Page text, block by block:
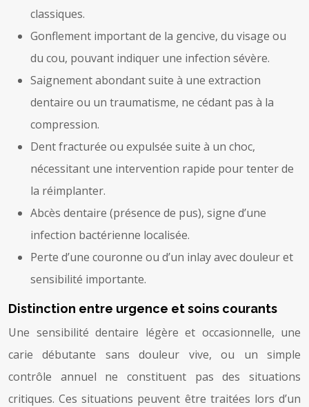
classiques.
Gonflement important de la gencive, du visage ou
du cou, pouvant indiquer une infection sévère.
Saignement abondant suite à une extraction
dentaire ou un traumatisme, ne cédant pas à la
compression.
Dent fracturée ou expulsée suite à un choc,
nécessitant une intervention rapide pour tenter de
la réimplanter.
Abcès dentaire (présence de pus), signe d’une
infection bactérienne localisée.
Perte d’une couronne ou d’un inlay avec douleur et
sensibilité importante.
Distinction entre urgence et soins courants
Une sensibilité dentaire légère et occasionnelle, une
carie débutante sans douleur vive, ou un simple
contrôle annuel ne constituent pas des situations
critiques. Ces situations peuvent être traitées lors d’un